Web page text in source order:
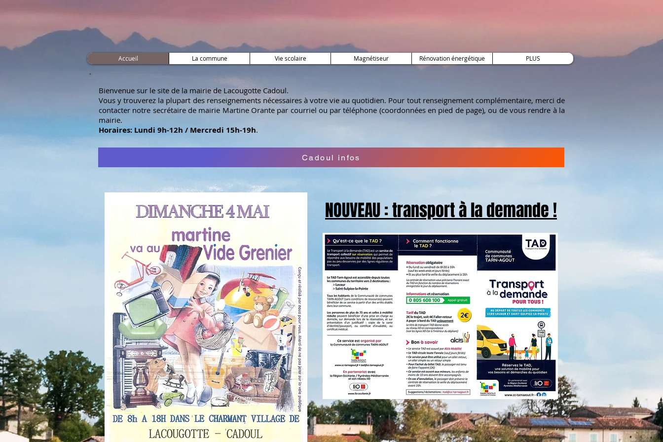
Lacougotte Cadoul
Accueil La commune Vie scolaire Magnétiseur Rénovation énergétique PLUS
Bienvenue sur le site de la mairie de Lacougotte Cadoul.
Vous y trouverez la plupart des renseignements nécessaires à votre vie au quotidien. Pour tout renseignement complémentaire, merci de
contacter notre secrétaire de mairie Martine Orante par courriel ou par téléphone (coordonnées en pied de page), ou de vous rendre à la
mairie.
Horaires: Lundi 9h-12h / Mercredi 15h-19h.
Cadoul infos
NOUVEAU : transport à la demande !